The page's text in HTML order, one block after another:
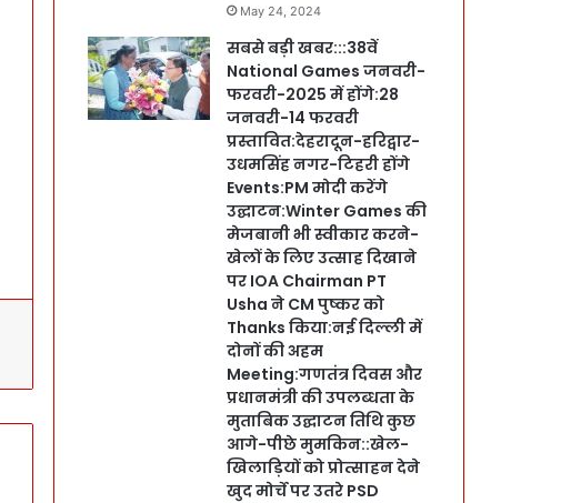
May 24, 2024
सबसे बड़ी खबर:::38वें
National Games जनवरी-
फरवरी-2025 में होंगे:28
जनवरी-14 फरवरी
प्रस्तावित:देहरादून-हरिद्वार-
उधमसिंह नगर-टिहरी होंगे
Events:PM मोदी करेंगे
उद्घाटन:Winter Games की
मेजबानी भी स्वीकार करने-
खेलों के लिए उत्साह दिखाने
पर IOA Chairman PT
Usha ने CM पुष्कर को
Thanks किया:नई दिल्ली में
दोनों की अहम
Meeting:गणतंत्र दिवस और
प्रधानमंत्री की उपलब्धता के
मुताबिक उद्घाटन तिथि कुछ
आगे-पीछे मुमकिन::खेल-
खिलाड़ियों को प्रोत्साहन देने
खुद मोर्चे पर उतरे PSD